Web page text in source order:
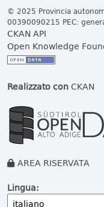
© 2025 Provincia
00390090215 PEC:
CKAN API
Open Knowledge
Realizzato conCKAN
AREA RISERVATA
Lingua